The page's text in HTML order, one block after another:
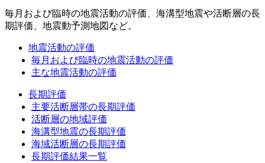
毎月および臨時の地震活動の評価、海溝型地震や活断層の長
期評価、地震動予測地図など。
地震活動の評価
毎月および臨時の地震活動の評価
主な地震活動の評価
長期評価
主要活断層帯の長期評価
活断層の地域評価
海溝型地震の長期評価
海域活断層の長期評価
長期評価結果一覧